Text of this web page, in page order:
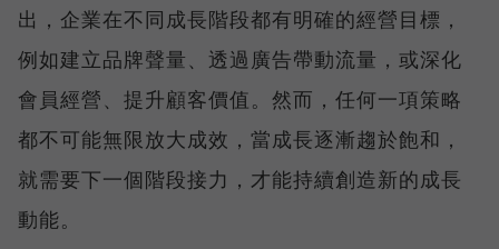
出，企業在不同成長階段都有明確的經營目標，
例如建立品牌聲量、透過廣告帶動流量，或深化
會員經營、提升顧客價值。然而，任何一項策略
都不可能無限放大成效，當成長逐漸趨於飽和，
就需要下一個階段接力，才能持續創造新的成長
動能。